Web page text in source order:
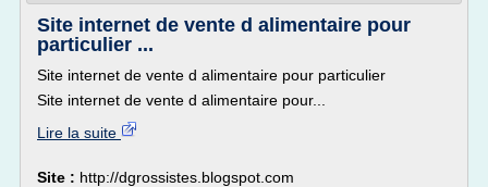
Site internet de vente d alimentaire pour
particulier ...
Site internet de vente d alimentaire pour particulier
Site internet de vente d alimentaire pour...
Lire la suite
Site : http://dgrossistes.blogspot.com